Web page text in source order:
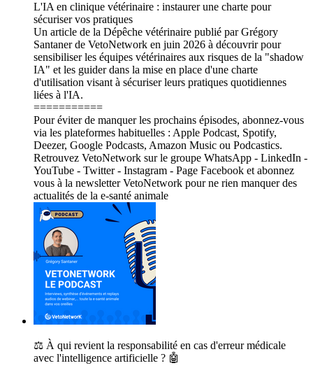
L'IA en clinique vétérinaire : instaurer une charte pour
sécuriser vos pratiques
Un article de la Dépêche vétérinaire publié par Grégory
Santaner de VetoNetwork en juin 2026 à découvrir pour
sensibiliser les équipes vétérinaires aux risques de la "shadow
IA" et les guider dans la mise en place d'une charte
d'utilisation visant à sécuriser leurs pratiques quotidiennes
liées à l'IA.
===========
Pour éviter de manquer les prochains épisodes, abonnez-vous
via les plateformes habituelles : Apple Podcast, Spotify,
Deezer, Google Podcasts, Amazon Music ou Podcastics.
Retrouvez VetoNetwork sur le groupe WhatsApp - LinkedIn -
YouTube - Twitter - Instagram - Page Facebook et abonnez
vous à la newsletter VetoNetwork pour ne rien manquer des
actualités de la e-santé animale
⚖️ À qui revient la responsabilité en cas d'erreur médicale
avec l'intelligence artificielle ? 🤖